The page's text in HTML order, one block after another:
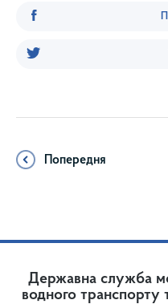
Попередня
Державна служба
водного транспорту